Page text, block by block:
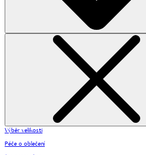
Výběr velikosti
Péče o oblečení